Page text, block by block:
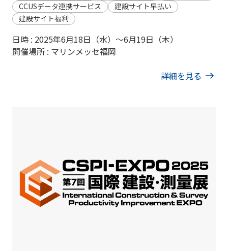
CCUSデータ連携サービス
建設サイト早払い
建設サイト福利
日時 : 2025年6月18日（水）～6月19日（木）
開催場所 : マリンメッセ福岡
詳細を見る